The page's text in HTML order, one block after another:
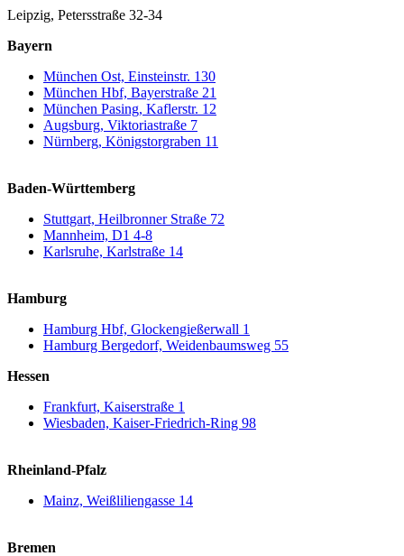
Leipzig, Petersstraße 32-34
Bayern
München Ost, Einsteinstr. 130
München Hbf, Bayerstraße 21
München Pasing, Kaflerstr. 12
Augsburg, Viktoriastraße 7
Nürnberg, Königstorgraben 11
Baden-Württemberg
Stuttgart, Heilbronner Straße 72
Mannheim, D1 4-8
Karlsruhe, Karlstraße 14
Hamburg
Hamburg Hbf, Glockengießerwall 1
Hamburg Bergedorf, Weidenbaumsweg 55
Hessen
Frankfurt, Kaiserstraße 1
Wiesbaden, Kaiser-Friedrich-Ring 98
Rheinland-Pfalz
Mainz, Weißliliengasse 14
Bremen